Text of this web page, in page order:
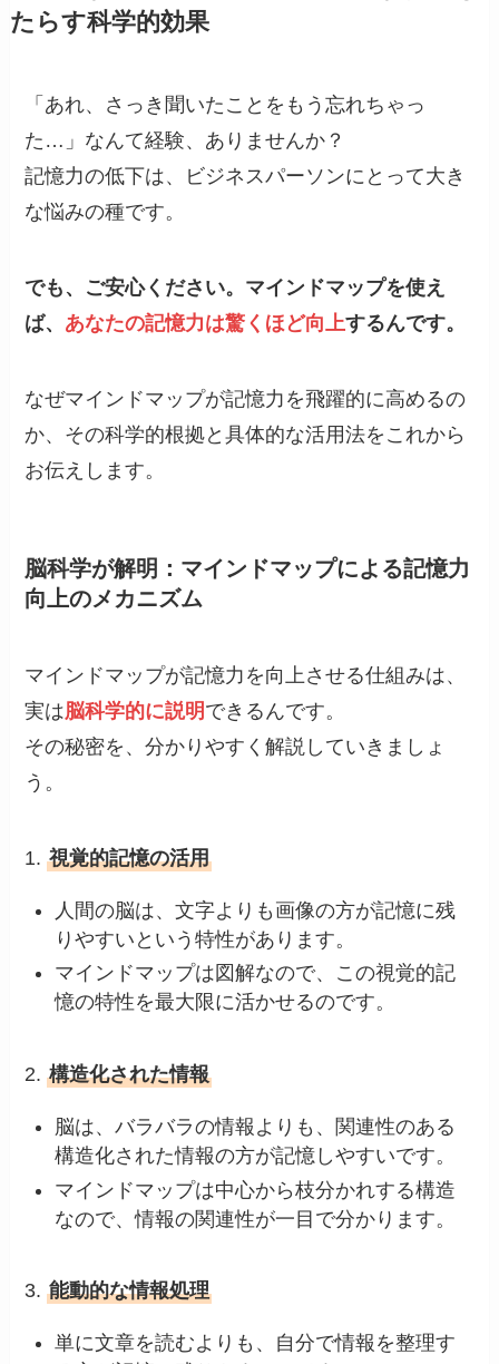
たらす科学的効果
「あれ、さっき聞いたことをもう忘れちゃっ
た…」なんて経験、ありませんか？
記憶力の低下は、ビジネスパーソンにとって大き
な悩みの種です。
でも、ご安心ください。マインドマップを使え
ば、 あなたの記憶力は驚くほど向上するんです。
なぜマインドマップが記憶力を飛躍的に高めるの
か、その科学的根拠と具体的な活用法をこれから
お伝えします。
脳科学が解明：マインドマップによる記憶力
向上のメカニズム
マインドマップが記憶力を向上させる仕組みは、
実は脳科学的に説明 できるんです。
その秘密を、分かりやすく解説していきましょ
う。
1.視覚的記憶の活用
人間の脳は、文字よりも画像の方が記憶に残
りやすいという特性があります。
マインドマップは図解なので、この視覚的記
憶の特性を最大限に活かせるのです。
2.構造化された情報
脳は、バラバラの情報よりも、関連性のある
構造化された情報の方が記憶しやすいです。
マインドマップは中心から枝分かれする構造
なので、情報の関連性が一目で分かります。
3.能動的な情報処理
単に文章を読むよりも、自分で情報を整理す